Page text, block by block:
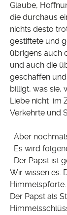
Glaube,
die durchaus
nichts desto
gestiftete und
übrigens auch
und auch die
geschaffen
billigt, was sie,
Liebe nicht im
Verkehrte und
Aber
Es wird
Der Papst ist
Wir wissen es.
Der Papst als